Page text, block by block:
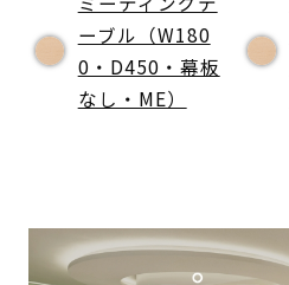
ーブル（W180
0・D450・幕板
なし・ME）